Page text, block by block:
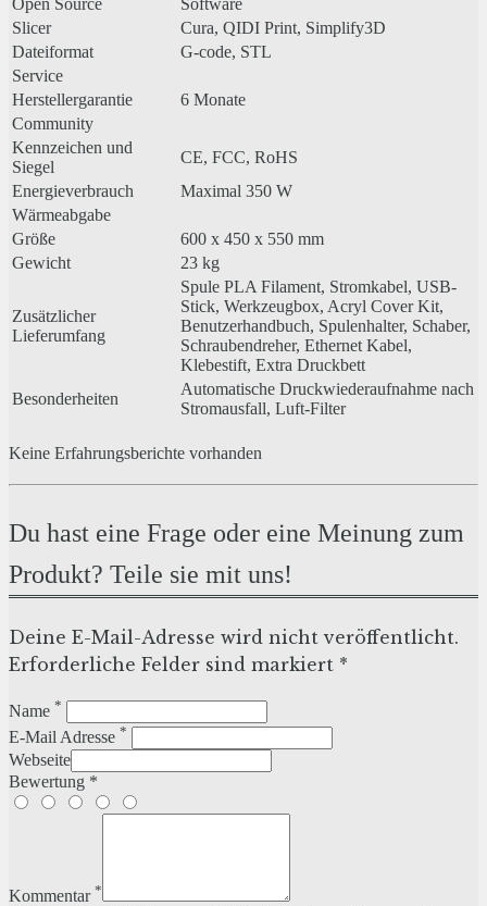
Open Source
Software
Slicer
Cura, QIDI Print, Simplify3D
Dateiformat
G-code, STL
Service
Herstellergarantie
6 Monate
Community
Kennzeichen und
Siegel
CE, FCC, RoHS
Energieverbrauch
Maximal 350 W
Wärmeabgabe
Größe
600 x 450 x 550 mm
Gewicht
23 kg
Zusätzlicher
Lieferumfang
Spule PLA Filament, Stromkabel, USB-
Stick, Werkzeugbox, Acryl Cover Kit,
Benutzerhandbuch, Spulenhalter, Schaber,
Schraubendreher, Ethernet Kabel,
Klebestift, Extra Druckbett
Besonderheiten
Automatische Druckwiederaufnahme nach
Stromausfall, Luft-Filter
Keine Erfahrungsberichte vorhanden
Du hast eine Frage oder eine Meinung zum
Produkt? Teile sie mit uns!
Deine E-Mail-Adresse wird nicht veröffentlicht.
Erforderliche Felder sind markiert *
Name *
E-Mail Adresse *
Webseite
Bewertung *
Kommentar *